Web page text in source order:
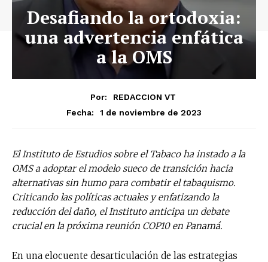
Desafiando la ortodoxia:
una advertencia enfática
a la OMS
Por:
REDACCION VT
Fecha:
1 de noviembre de 2023
El Instituto de Estudios sobre el Tabaco ha instado a la
OMS a adoptar el modelo sueco de transición hacia
alternativas sin humo para combatir el tabaquismo.
Criticando las políticas actuales y enfatizando la
reducción del daño, el Instituto anticipa un debate
crucial en la próxima reunión COP10 en Panamá.
En una elocuente desarticulación de las estrategias